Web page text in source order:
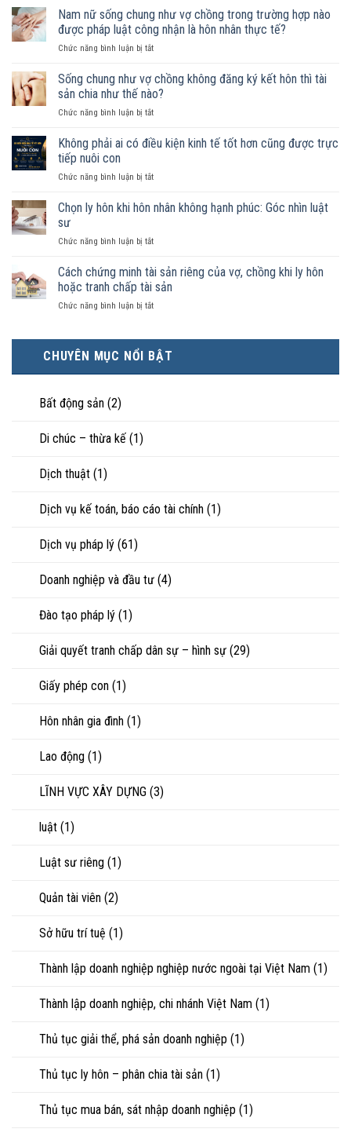
Nam nữ sống chung như vợ chồng trong trường hợp nào
được pháp luật công nhận là hôn nhân thực tế?
Chức năng bình luận bị tắtở
nữ
sống
chung
như
chồng
hợp
được
công
là
hôn
Sống chung như vợ chồng không đăng ký kết hôn thì tài
sản chia như thế nào?
Chức năng bình luận bị tắtở
chung
chồng
đăng
hôn
tài
sản
như
nào?
Không phải ai có điều kiện kinh tế tốt hơn cũng được trực
tiếp nuôi con
Chức năng bình luận bị tắtở
phải
điều
kinh
tế
hơn
trực
tiếp
nuôi
Chọn ly hôn khi hôn nhân không hạnh phúc: Góc nhìn luật
sư
Chức năng bình luận bị tắtở
ly
hôn
khi
hôn
hạnh
phúc:
Góc
Cách chứng minh tài sản riêng của vợ, chồng khi ly hôn
hoặc tranh chấp tài sản
Chức năng bình luận bị tắtở
tài
sản
chấp
CHUYÊN MỤC NỔI BẬT
Bất động sản (2)
Di chúc – thừa kế (1)
Dịch thuật (1)
Dịch vụ kế toán, báo cáo tài chính (1)
Dịch vụ pháp lý (61)
Doanh nghiệp và đầu tư (4)
Đào tạo pháp lý (1)
Giải quyết tranh chấp dân sự – hình sự (29)
Giấy phép con (1)
Hôn nhân gia đình (1)
Lao động (1)
LĨNH VỰC XÂY DỰNG (3)
luật (1)
Luật sư riêng (1)
Quản tài viên (2)
Sở hữu trí tuệ (1)
Thành lập doanh nghiệp nghiệp nước ngoài tại Việt Nam (1)
Thành lập doanh nghiệp, chi nhánh Việt Nam (1)
Thủ tục giải thể, phá sản doanh nghiệp (1)
Thủ tục ly hôn – phân chia tài sản (1)
Thủ tục mua bán, sát nhập doanh nghiệp (1)